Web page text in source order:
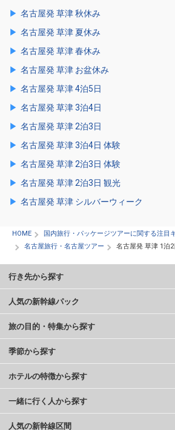
名古屋発 草津 秋休み
名古屋発 草津 夏休み
名古屋発 草津 春休み
名古屋発 草津 お盆休み
名古屋発 草津 4泊5日
名古屋発 草津 3泊4日
名古屋発 草津 2泊3日
名古屋発 草津 3泊4日 体験
名古屋発 草津 2泊3日 体験
名古屋発 草津 2泊3日 観光
名古屋発 草津 シルバーウィーク
HOME
国内旅行・パッケージツアーに関する注目
名古屋旅行・名古屋ツアー
名古屋発 草津 1泊2
行き先から探す
人気の新幹線パック
旅の目的・特集から探す
季節から探す
ホテルの特徴から探す
一緒に行く人から探す
人気の新幹線区間